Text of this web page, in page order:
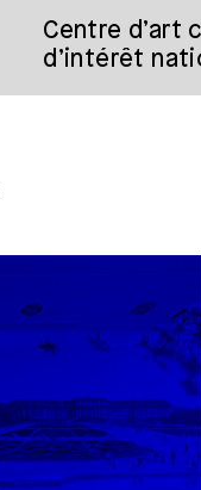
Centre d’art
d’intérêt